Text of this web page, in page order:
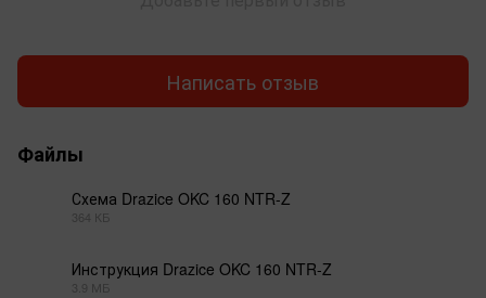
Написать отзыв
Файлы
Схема Drazice OKC 160 NTR-Z
364 КБ
Инструкция Drazice OKC 160 NTR-Z
3.9 МБ